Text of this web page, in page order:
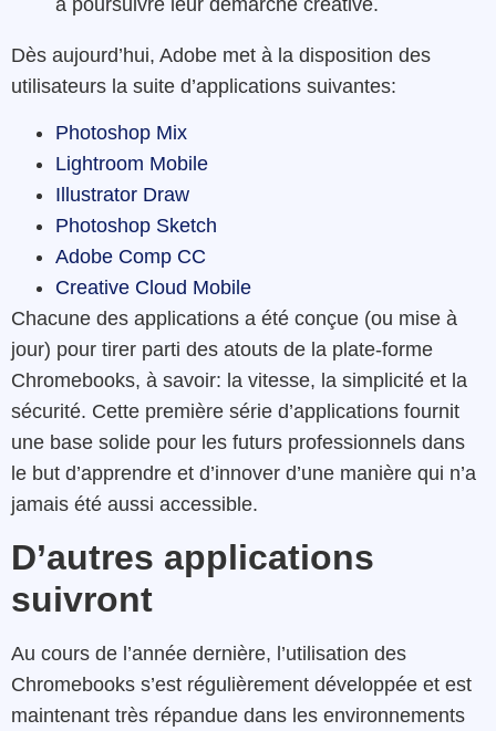
à poursuivre leur démarche créative.
Dès aujourd’hui, Adobe met à la disposition des
utilisateurs la suite d’applications suivantes:
Photoshop Mix
Lightroom Mobile
Illustrator Draw
Photoshop Sketch
Adobe Comp CC
Creative Cloud Mobile
Chacune des applications a été conçue (ou mise à
jour) pour tirer parti des atouts de la plate-forme
Chromebooks, à savoir: la vitesse, la simplicité et la
sécurité. Cette première série d’applications fournit
une base solide pour les futurs professionnels dans
le but d’apprendre et d’innover d’une manière qui n’a
jamais été aussi accessible.
D’autres applications
suivront
Au cours de l’année dernière, l’utilisation des
Chromebooks s’est régulièrement développée et est
maintenant très répandue dans les environnements